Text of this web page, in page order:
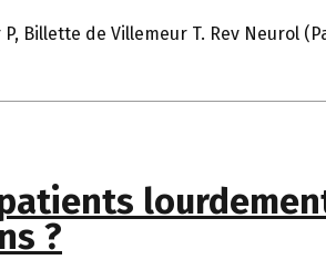
Billette de Villemeur T. Rev Neurol
?